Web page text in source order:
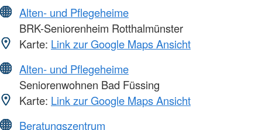
Alten- und Pflegeheime
BRK-Seniorenheim Rotthalmünster
Karte: Link zur Google Maps Ansicht
Alten- und Pflegeheime
Seniorenwohnen Bad Füssing
Karte: Link zur Google Maps Ansicht
Beratungszentrum